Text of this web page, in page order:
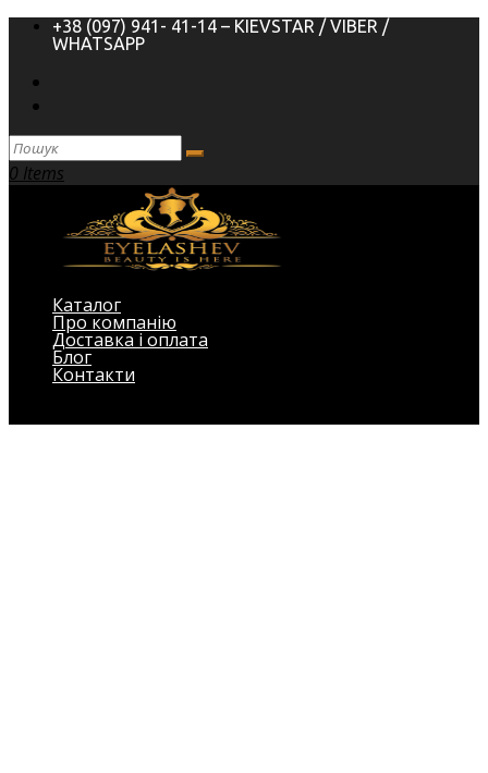
+38 (097) 941- 41-14 – KIEVSTAR / VIBER /
WHATSAPP
0 Items
Каталог
Про компанію
Доставка і оплата
Блог
Контакти